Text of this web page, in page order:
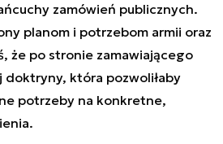
zamówień publicznych.
planom i potrzebom armii oraz
że po stronie zamawiającego
doktryny, która pozwoliłaby
potrzeby na konkretne,